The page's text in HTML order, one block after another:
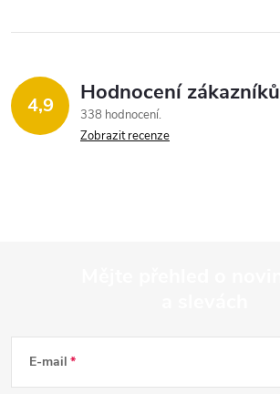
4,9 Hodnocení zákazníků
338 hodnocení
Zobrazit recenze
E-mail